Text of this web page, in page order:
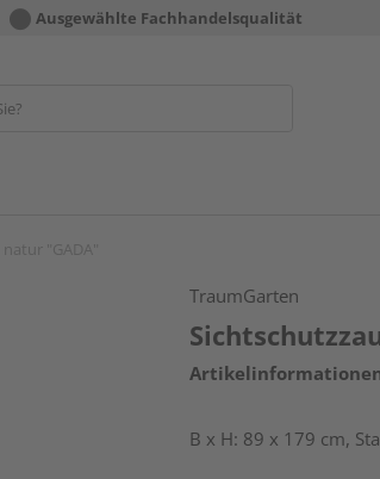
Ausgewählte Fachhandelsqualität
TraumGarten
B x H: 89 x 179 cm,